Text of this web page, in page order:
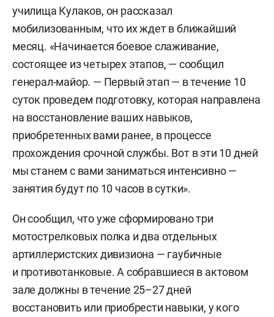
училища Кулаков, он рассказал
мобилизованным, что их ждет в ближайший
месяц. «Начинается боевое слаживание,
состоящее из четырех этапов, — сообщил
генерал-майор. — Первый этап — в течение 10
суток проведем подготовку, которая направлена
на восстановление ваших навыков,
приобретенных вами ранее, в процессе
прохождения срочной службы. Вот в эти 10 дней
мы станем с вами заниматься интенсивно —
занятия будут по 10 часов в сутки».
Он сообщил, что уже сформировано три
мотострелковых полка и два отдельных
артиллеристских дивизиона — гаубичные
и противотанковые. А собравшиеся в актовом
зале должны в течение 25–27 дней
восстановить или приобрести навыки, у кого